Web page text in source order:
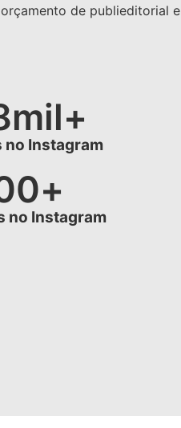
de publieditorial e
no Instagram
mil+
no Instagram
+